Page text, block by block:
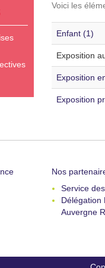
Voici les
Enfant (1)
Exposition
Exposition
Exposition
Nos
Service
Délégation
Auvergne